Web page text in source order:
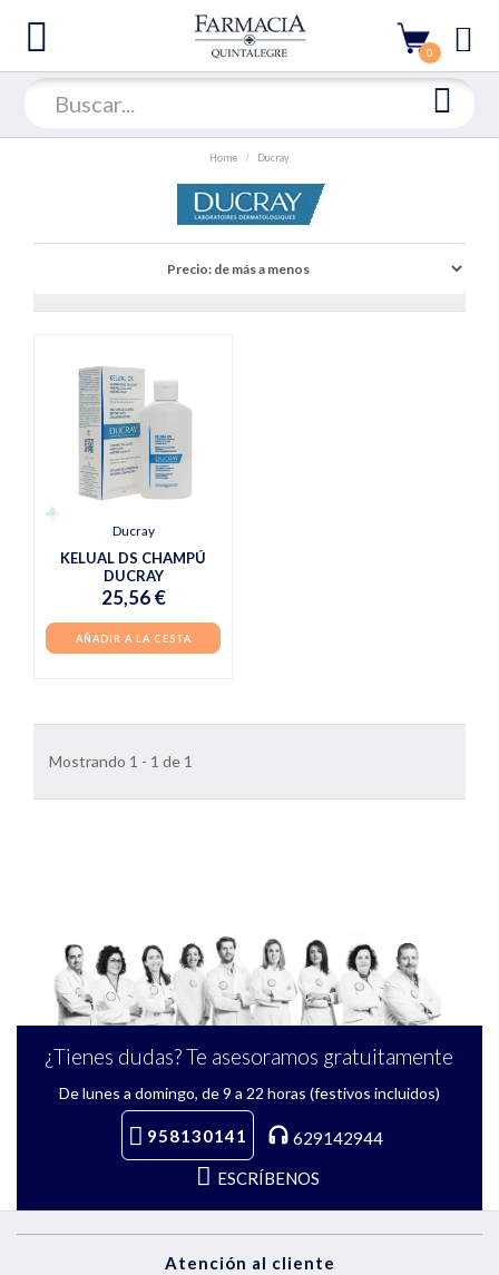
0
Home Ducray
Ducray
KELUAL DS CHAMPÚ
DUCRAY
25,56 €
AÑADIR A LA CESTA
Mostrando 1 - 1 de 1
¿Tienes dudas? Te asesoramos gratuitamente
De lunes a domingo, de 9 a 22 horas (festivos incluidos)
958130141
629142944
ESCRÍBENOS
Atención al cliente